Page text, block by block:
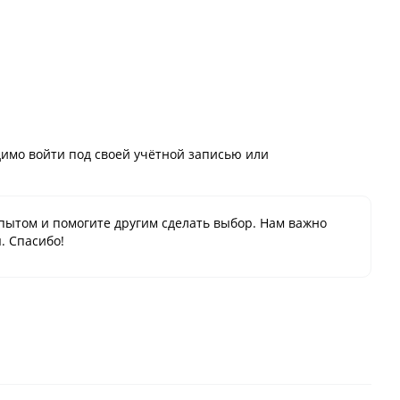
войти под своей учётной записью или
и помогите другим сделать выбор. Нам важно
Спасибо!